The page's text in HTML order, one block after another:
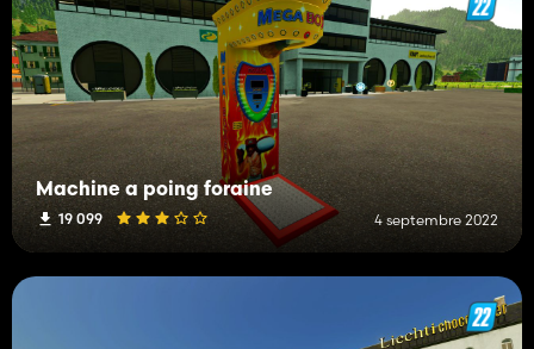
Machine a poing foraine
19 099 4 septembre 2022